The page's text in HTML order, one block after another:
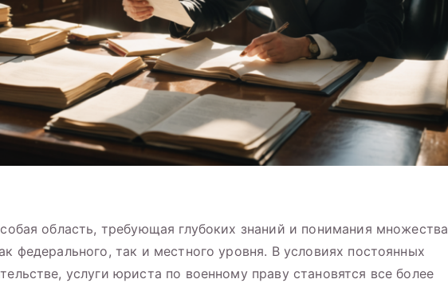
область, требующая глубоких знаний и понимания множества
федерального, так и местного уровня. В условиях постоянных
услуги юриста по военному праву становятся все более